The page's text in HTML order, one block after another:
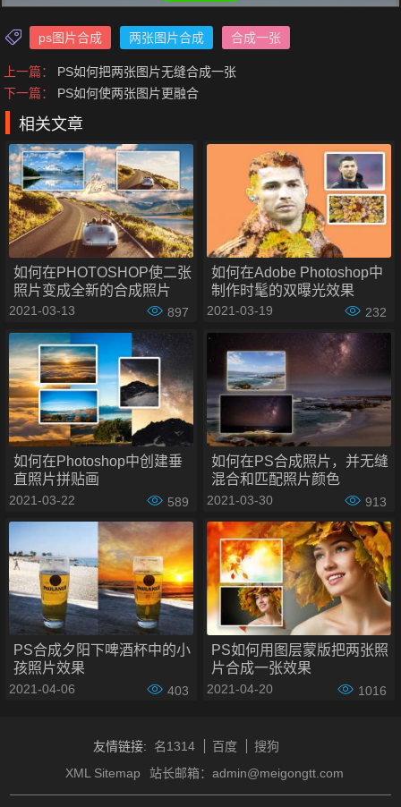
PS怎么将两张图片 操作步骤如下：
步骤一：打开图片
ps图片合成 两张图片合成 合成一张
上一篇：
PS如何把两张图片无缝合成一张
下一篇：
PS如何使两张图片更融合
相关文章
如何在PHOTOSHOP使二张
照片变成全新的合成照片
2021-03-13 897
如何在Adobe Photoshop中
制作时髦的双曝光效果
2021-03-19 232
如何在Photoshop中创建垂
直照片拼贴画
2021-03-22 589
如何在PS合成照片，并无缝
混合和匹配照片颜色
2021-03-30 913
PS合成夕阳下啤酒杯中的小
孩照片效果
2021-04-06 403
PS如何用图层蒙版把两张照
片合成一张效果
2021-04-20 1016
友情链接: 名1314 百度
搜狗
XML Sitemap
站长邮箱：admin@meigongtt.com